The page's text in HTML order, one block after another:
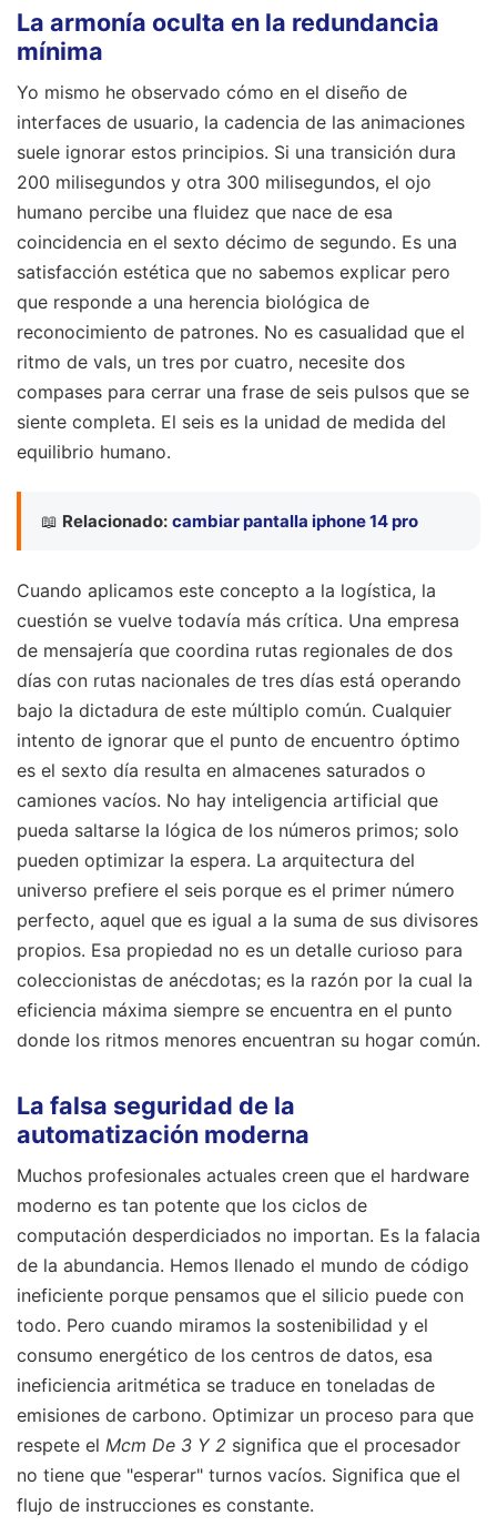
La armonía oculta en la redundancia
mínima
Yo mismo he observado cómo en el diseño de
interfaces de usuario, la cadencia de las animaciones
suele ignorar estos principios. Si una transición dura
200 milisegundos y otra 300 milisegundos, el ojo
humano percibe una fluidez que nace de esa
coincidencia en el sexto décimo de segundo. Es una
satisfacción estética que no sabemos explicar pero
que responde a una herencia biológica de
reconocimiento de patrones. No es casualidad que el
ritmo de vals, un tres por cuatro, necesite dos
compases para cerrar una frase de seis pulsos que se
siente completa. El seis es la unidad de medida del
equilibrio humano.
📖 Relacionado: cambiar pantalla iphone 14 pro
Cuando aplicamos este concepto a la logística, la
cuestión se vuelve todavía más crítica. Una empresa
de mensajería que coordina rutas regionales de dos
días con rutas nacionales de tres días está operando
bajo la dictadura de este múltiplo común. Cualquier
intento de ignorar que el punto de encuentro óptimo
es el sexto día resulta en almacenes saturados o
camiones vacíos. No hay inteligencia artificial que
pueda saltarse la lógica de los números primos; solo
pueden optimizar la espera. La arquitectura del
universo prefiere el seis porque es el primer número
perfecto, aquel que es igual a la suma de sus divisores
propios. Esa propiedad no es un detalle curioso para
coleccionistas de anécdotas; es la razón por la cual la
eficiencia máxima siempre se encuentra en el punto
donde los ritmos menores encuentran su hogar común.
La falsa seguridad de la
automatización moderna
Muchos profesionales actuales creen que el hardware
moderno es tan potente que los ciclos de
computación desperdiciados no importan. Es la falacia
de la abundancia. Hemos llenado el mundo de código
ineficiente porque pensamos que el silicio puede con
todo. Pero cuando miramos la sostenibilidad y el
consumo energético de los centros de datos, esa
ineficiencia aritmética se traduce en toneladas de
emisiones de carbono. Optimizar un proceso para que
respete el Mcm De 3 Y 2 significa que el procesador
no tiene que "esperar" turnos vacíos. Significa que el
flujo de instrucciones es constante.